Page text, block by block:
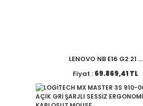
LENOVO NB E16 G2 21 ...
Fiyat : 69.869,41 TL